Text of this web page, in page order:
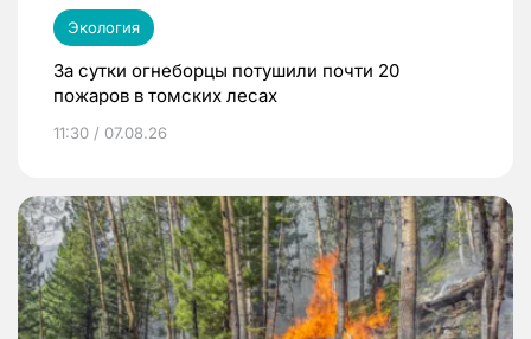
Экология
За сутки огнеборцы потушили почти 20
пожаров в томских лесах
11:30 / 07.08.26